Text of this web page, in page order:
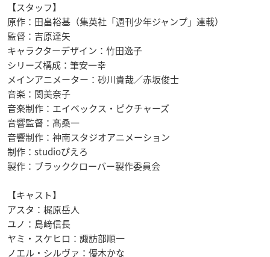
【スタッフ】
原作：田畠裕基（集英社「週刊少年ジャンプ」連載）
監督：吉原達矢
キャラクターデザイン：竹田逸子
シリーズ構成：筆安一幸
メインアニメーター：砂川貴哉／赤坂俊士
音楽：関美奈子
音楽制作：エイベックス・ピクチャーズ
音響監督：髙桑一
音響制作：神南スタジオアニメーション
制作：studioぴえろ
製作：ブラッククローバー製作委員会
【キャスト】
アスタ：梶原岳人
ユノ：島﨑信長
ヤミ・スケヒロ：諏訪部順一
ノエル・シルヴァ：優木かな